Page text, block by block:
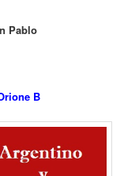
Pablo
B